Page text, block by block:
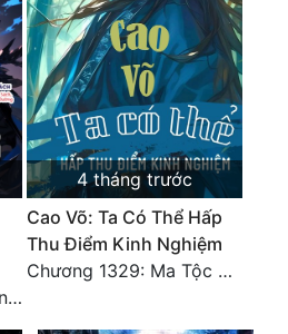
Chương 1683 Tinh Khung Võ Thánh (Hết)
4 tháng trước
Cao Võ: Ta Có Thể Hấp
Thu Điểm Kinh Nghiệm
Chương 1329: Ma Tộc đại công chúa Thương Nguyệt